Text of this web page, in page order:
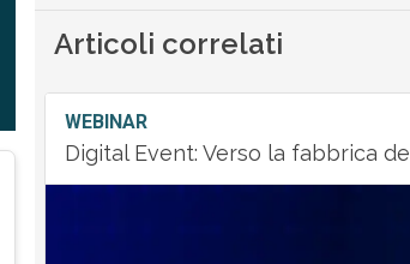
Articoli correlati
WEBINAR
Digital Event: Verso la fabbrica